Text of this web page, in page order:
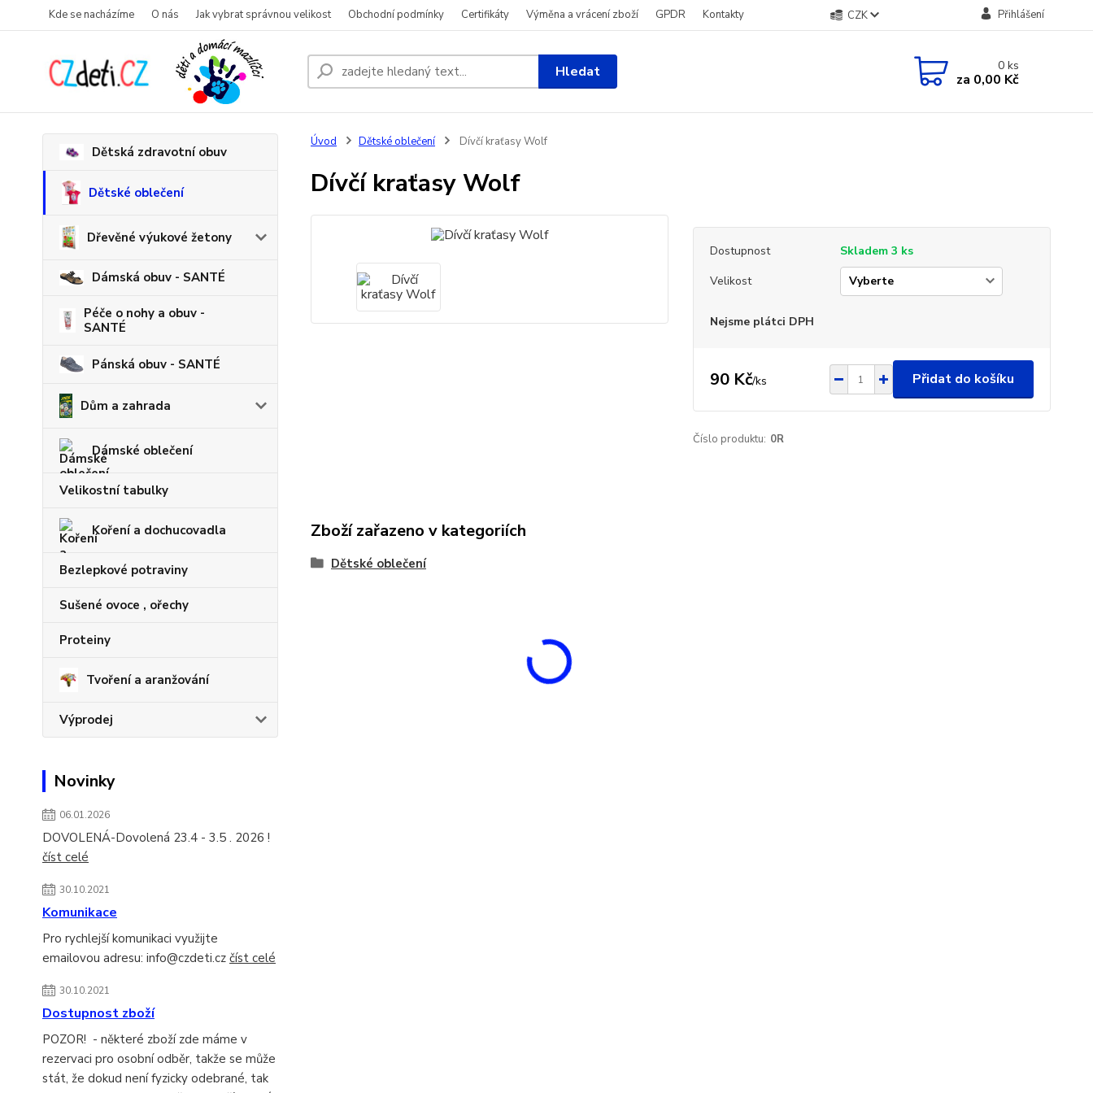
Kde se nacházíme O nás Jak vybrat správnou velikost Obchodní podmínky Certifikáty Výměna a vrácení zboží GPDR Kontakty CZK Přihlášení
Hledat 0ks
za 0,00 Kč
Dětská zdravotní obuv
Dětské oblečení
Dřevěné výukové žetony
Dámská obuv - SANTÉ
Péče o nohy a obuv -
SANTÉ
Pánská obuv - SANTÉ
Dům a zahrada
Dámské oblečení
Velikostní tabulky
Koření a dochucovadla
Bezlepkové potraviny
Sušené ovoce , ořechy
Proteiny
Tvoření a aranžování
Výprodej
Novinky
06.01.2026
DOVOLENÁ-Dovolená 23.4 - 3.5 . 2026 !
číst celé
30.10.2021
Komunikace
Pro rychlejší komunikaci využijte
emailovou adresu: info@czdeti.cz číst celé
30.10.2021
Dostupnost zboží
POZOR! - některé zboží zde máme v
rezervaci pro osobní odběr, takže se může
stát, že dokud není fyzicky odebrané, tak
Úvod Dětské oblečení Dívčí kraťasy Wolf
Dívčí kraťasy Wolf
Dostupnost
Skladem 3 ks
Velikost
Nejsme plátci DPH
90 Kč/ks Přidat do košíku
Číslo produktu: 0R
Zboží zařazeno v kategoriích
Dětské oblečení